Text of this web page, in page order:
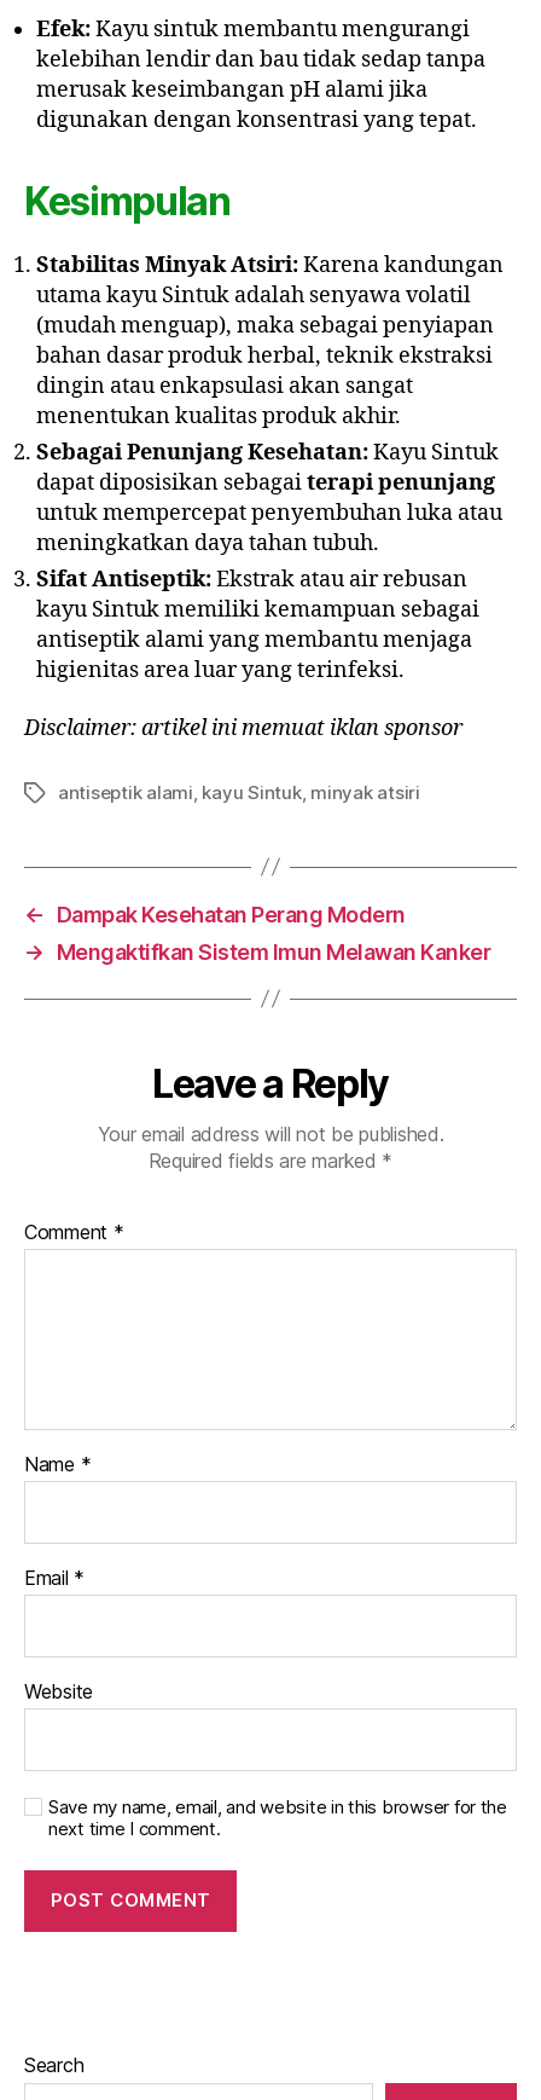
Efek:Kayu sintuk membantu mengurangi
kelebihan lendir dan bau tidak sedap tanpa
merusak keseimbangan pH alami jika
digunakan dengan konsentrasi yang tepat.
Kesimpulan
Stabilitas Minyak Atsiri:Karena kandungan
utama kayu Sintuk adalah senyawa volatil
(mudah menguap), maka sebagai penyiapan
bahan dasar produk herbal, teknik ekstraksi
dingin atau enkapsulasi akan sangat
menentukan kualitas produk akhir.
Sebagai Penunjang Kesehatan:Kayu Sintuk
dapat diposisikan sebagaiterapi penunjang
untuk mempercepat penyembuhan luka atau
meningkatkan daya tahan tubuh.
Sifat Antiseptik:Ekstrak atau air rebusan
kayu Sintuk memiliki kemampuan sebagai
antiseptik alami yang membantu menjaga
higienitas area luar yang terinfeksi.
Disclaimer: artikel ini memuat iklan sponsor
antiseptik alami kayu Sintuk, minyak atsiri
←
Dampak Kesehatan Perang Modern
→
Mengaktifkan Sistem Imun Melawan Kanker
Leave a Reply
Your email address will not be published.
Required fields are marked *
Comment *
Name *
Email *
Website
Save my name, email, and website in this browser for the
next time I comment.
Search